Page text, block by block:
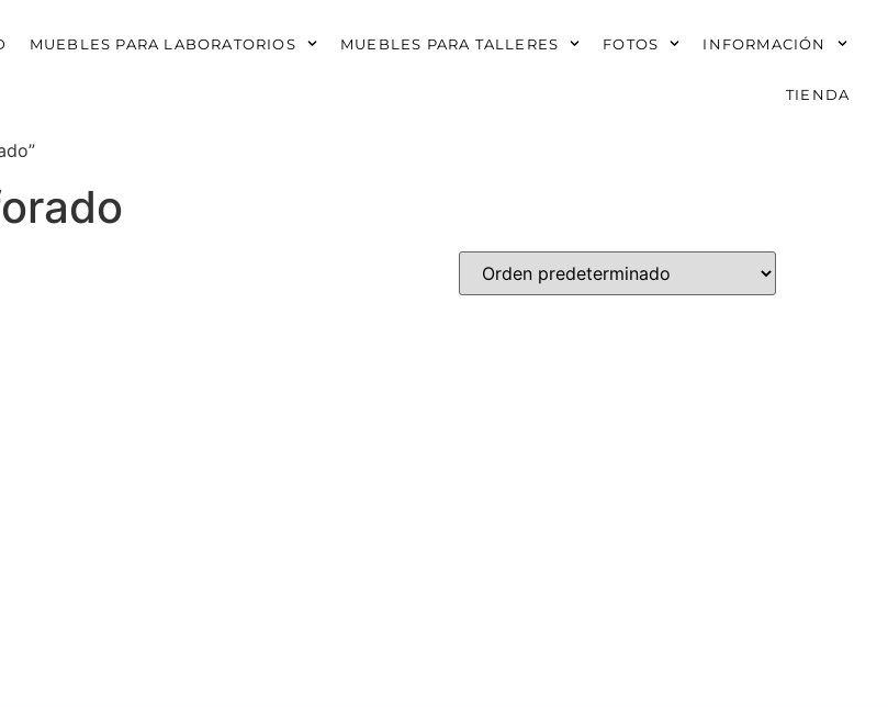
MUEBLES PARA LABORATORIOS MUEBLES PARA TALLERES FOTOS INFORMACIÓN
TIENDA